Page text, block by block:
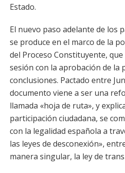
Estado.
El nuevo paso adelante de los
se produce en el marco de la
del Proceso Constituyente,
sesión con la aprobación de la
conclusiones. Pactado entre
documento viene a ser una
llamada «hoja de ruta», y
participación ciudadana, se
con la legalidad española a
las leyes de desconexión»,
manera singular, la ley de